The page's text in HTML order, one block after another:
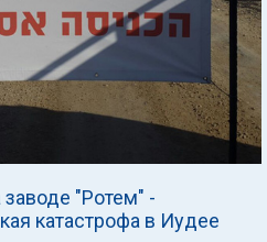
"Ротем" -
катастрофа в Иудее